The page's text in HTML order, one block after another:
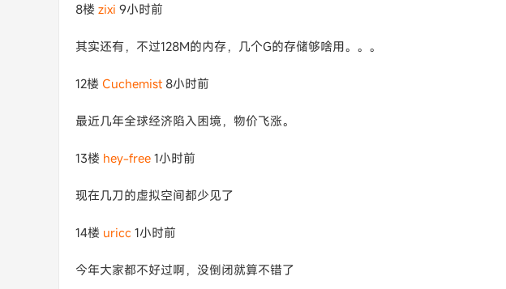
8楼 zixi 9小时前
其实还有，不过128M的内存，几个G的存储够啥用。。。
12楼 Cuchemist 8小时前
最近几年全球经济陷入困境，物价飞涨。
13楼 hey-free 1小时前
现在几刀的虚拟空间都少见了
14楼 uricc 1小时前
今年大家都不好过啊，没倒闭就算不错了